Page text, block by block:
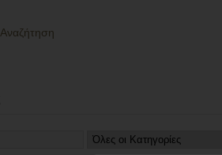
Αναζήτηση